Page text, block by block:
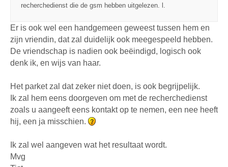
recherchedienst die de gsm hebben uitgelezen. l.
Er is ook wel een handgemeen geweest tussen hem en
zijn vriendin, dat zal duidelijk ook meegespeeld hebben.
De vriendschap is nadien ook beëindigd, logisch ook
denk ik, en wijs van haar.
Het parket zal dat zeker niet doen, is ook begrijpelijk.
Ik zal hem eens doorgeven om met de recherchedienst
zoals u aangeeft eens kontakt op te nemen, een nee heeft
hij, een ja misschien.
Ik zal wel aangeven wat het resultaat wordt.
Mvg